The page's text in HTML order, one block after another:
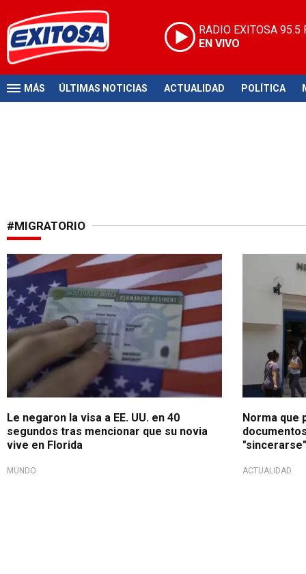
RADIO EXITOSA 95.5
EN VIVO
MÁS ÚLTIMAS NOTICIAS ACTUALIDAD POLÍTICA
#MIGRATORIO
Dificultades
Le negaron la visa a EE. UU. en 40
segundos tras mencionar que su novia
vive en Florida
MUNDO
Polémica
Norma que
ACTUALIDAD